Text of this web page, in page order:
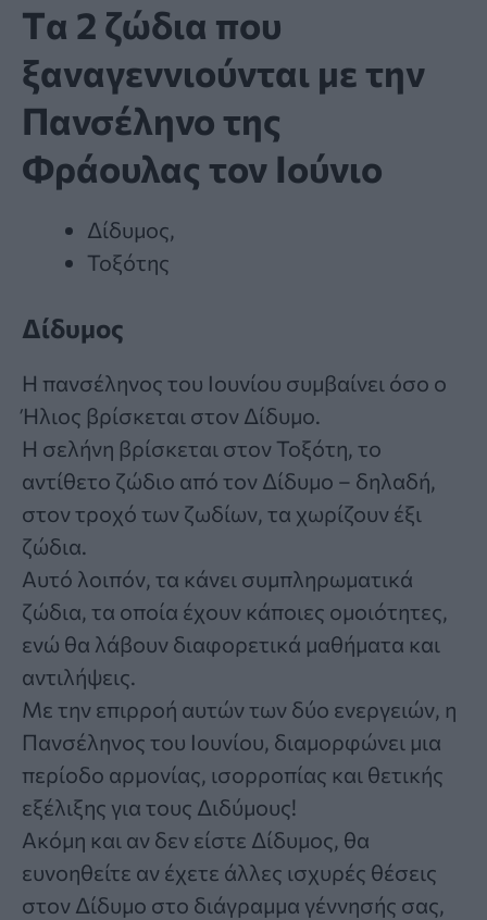
Tα 2 ζώδια που
ξαναγεννιούνται με την
Πανσέληνο της
Φράουλας τον Ιούνιο
Δίδυμος,
Τοξότης
Δίδυμος
Η πανσέληνος του Ιουνίου συμβαίνει όσο ο
Ήλιος βρίσκεται στον Δίδυμο.
Η σελήνη βρίσκεται στον Τοξότη, το
αντίθετο ζώδιο από τον Δίδυμο – δηλαδή,
στον τροχό των ζωδίων, τα χωρίζουν έξι
ζώδια.
Αυτό λοιπόν, τα κάνει συμπληρωματικά
ζώδια, τα οποία έχουν κάποιες ομοιότητες,
ενώ θα λάβουν διαφορετικά μαθήματα και
αντιλήψεις.
Με την επιρροή αυτών των δύο ενεργειών, η
Πανσέληνος του Ιουνίου, διαμορφώνει μια
περίοδο αρμονίας, ισορροπίας και θετικής
εξέλιξης για τους Διδύμους!
Ακόμη και αν δεν είστε Δίδυμος, θα
ευνοηθείτε αν έχετε άλλες ισχυρές θέσεις
στον Δίδυμο στο διάγραμμα γέννησής σας,